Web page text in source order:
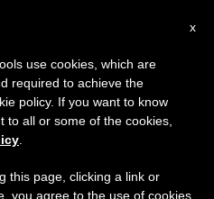
‘NBA’
×
haremos la pausa
en el periodo de verano
y también el
x
use cookies, which are
required to achieve the
policy. If you want to know
to all or some of the cookies,
this page, clicking a link or
you agree to the use of cookies.